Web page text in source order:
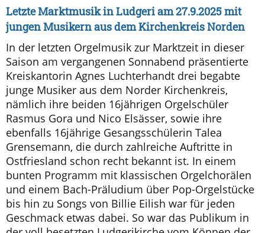
Letzte Marktmusik in Ludgeri am 27.9.2025 mit
jungen Musikern aus dem Kirchenkreis Norden
In der letzten Orgelmusik zur Marktzeit in dieser
Saison am vergangenen Sonnabend präsentierte
Kreiskantorin Agnes Luchterhandt drei begabte
junge Musiker aus dem Norder Kirchenkreis,
nämlich ihre beiden 16jährigen Orgelschüler
Rasmus Gora und Nico Elsässer, sowie ihre
ebenfalls 16jährige Gesangsschülerin Talea
Grensemann, die durch zahlreiche Auftritte in
Ostfriesland schon recht bekannt ist. In einem
bunten Programm mit klassischen Orgelchorälen
und einem Bach-Präludium über Pop-Orgelstücke
bis hin zu Songs von Billie Eilish war für jeden
Geschmack etwas dabei. So war das Publikum in